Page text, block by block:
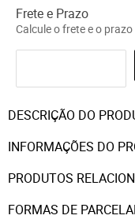
Frete e Prazo
Calcule o frete e o
DESCRIÇÃO DO
INFORMAÇÕES DO
PRODUTOS
FORMAS DE